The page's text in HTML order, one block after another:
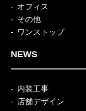
オフィス
その他
ワンストップ
NEWS
内装工事
店舗デザイン